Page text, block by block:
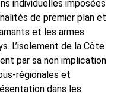
individuelles imposées
de premier plan et
et les armes
L’isolement de la Côte
par sa non implication
régionales et
dans les